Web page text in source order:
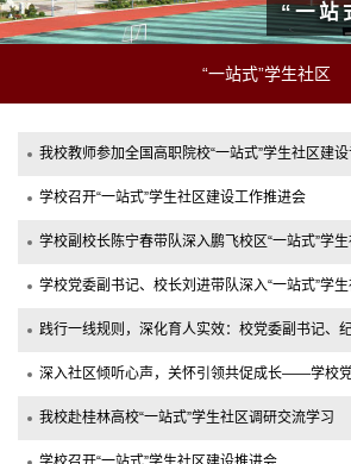
“一站
“一站式”学生社区
学校召开“一站式”学生社区建设工作推进会
我校赴桂林高校“一站式”学生社区调研交流学习